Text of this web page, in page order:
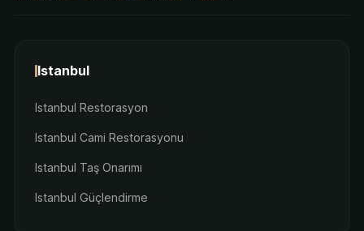
Istanbul
Istanbul Restorasyon
Istanbul Cami Restorasyonu
Istanbul Taş Onarımı
Istanbul Güçlendirme